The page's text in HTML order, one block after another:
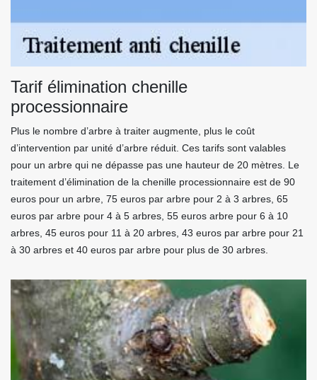
Tarif élimination chenille
processionnaire
Plus le nombre d’arbre à traiter augmente, plus le coût
d’intervention par unité d’arbre réduit. Ces tarifs sont valables
pour un arbre qui ne dépasse pas une hauteur de 20 mètres. Le
traitement d’élimination de la chenille processionnaire est de 90
euros pour un arbre, 75 euros par arbre pour 2 à 3 arbres, 65
euros par arbre pour 4 à 5 arbres, 55 euros arbre pour 6 à 10
arbres, 45 euros pour 11 à 20 arbres, 43 euros par arbre pour 21
à 30 arbres et 40 euros par arbre pour plus de 30 arbres.